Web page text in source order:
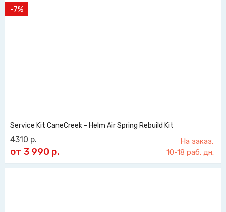
-7%
Service Kit CaneCreek - Helm Air Spring Rebuild Kit
4310р.
от 3 990 р.
На заказ,
10-18 раб. дн.